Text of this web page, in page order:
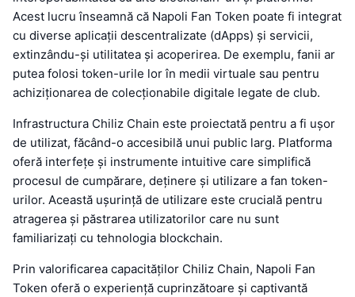
Acest lucru înseamnă că Napoli Fan Token poate fi integrat
cu diverse aplicații descentralizate (dApps) și servicii,
extinzându-și utilitatea și acoperirea. De exemplu, fanii ar
putea folosi token-urile lor în medii virtuale sau pentru
achiziționarea de colecționabile digitale legate de club.
Infrastructura Chiliz Chain este proiectată pentru a fi ușor
de utilizat, făcând-o accesibilă unui public larg. Platforma
oferă interfețe și instrumente intuitive care simplifică
procesul de cumpărare, deținere și utilizare a fan token-
urilor. Această ușurință de utilizare este crucială pentru
atragerea și păstrarea utilizatorilor care nu sunt
familiarizați cu tehnologia blockchain.
Prin valorificarea capacităților Chiliz Chain, Napoli Fan
Token oferă o experiență cuprinzătoare și captivantă